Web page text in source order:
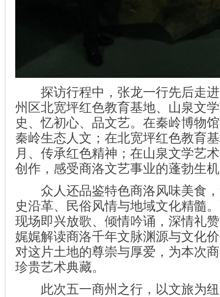
探访行程中，张龙一行先后走进
州区北宽坪红色教育基地、山泉文
史、忆初心、品文艺。在秦岭博物
秦岭生态人文；在北宽坪红色教育
月、传承红色精神；在山泉文学艺
创作，感受商洛文艺事业的蓬勃生
众人还品鉴特色商洛风味美食，
史沿革、民俗风情与地域文化精髓
现场即兴放歌、倾情吟诵，深情礼
娓娓解读商洛千年文脉渊源与文化
对这片土地的尊崇与厚爱，为本次
珍贵艺术典藏。
此次五一商州之行，以文旅为纽